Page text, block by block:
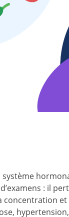
: il
concentration